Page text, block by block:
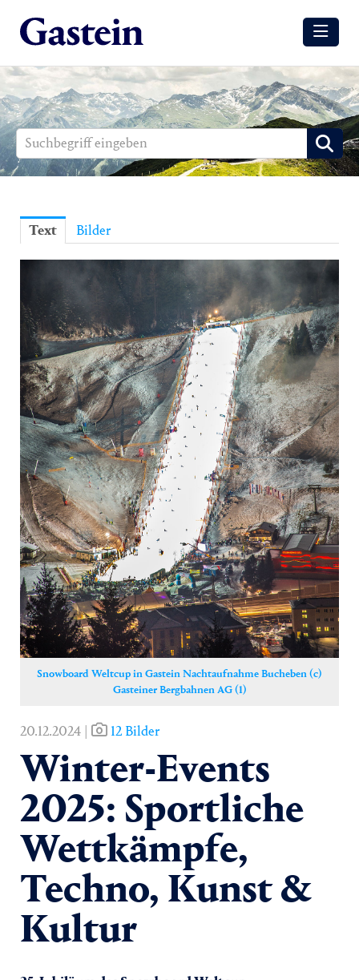
Meldungen
Winter
Media
Gesundheit
Sommer
Winter
Yoga
Pressekontakt
Text Bilder
Snowboard Weltcup in Gastein Nachtaufnahme Bucheben (c)
Gasteiner Bergbahnen AG (1)
20.12.2024 | 12 Bilder
Winter-Events
2025: Sportliche
Wettkämpfe,
Techno, Kunst &
Kultur